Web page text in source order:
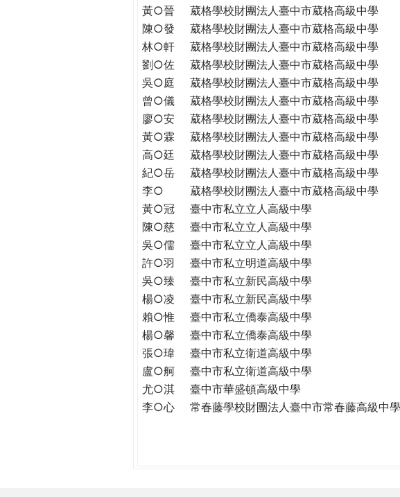
黃○晉
葳格學校財團法人臺中市葳格高級中學
陳○發
葳格學校財團法人臺中市葳格高級中學
林○軒
葳格學校財團法人臺中市葳格高級中學
劉○佐
葳格學校財團法人臺中市葳格高級中學
吳○庭
葳格學校財團法人臺中市葳格高級中學
曾○儀
葳格學校財團法人臺中市葳格高級中學
廖○安
葳格學校財團法人臺中市葳格高級中學
黃○霖
葳格學校財團法人臺中市葳格高級中學
高○廷
葳格學校財團法人臺中市葳格高級中學
紀○岳
葳格學校財團法人臺中市葳格高級中學
李○
葳格學校財團法人臺中市葳格高級中學
黃○冠
臺中市私立立人高級中學
陳○慈
臺中市私立立人高級中學
吳○儒
臺中市私立立人高級中學
許○羽
臺中市私立明道高級中學
吳○臻
臺中市私立新民高級中學
楊○凌
臺中市私立新民高級中學
賴○惟
臺中市私立僑泰高級中學
楊○馨
臺中市私立僑泰高級中學
張○瑋
臺中市私立衛道高級中學
盧○舸
臺中市私立衛道高級中學
尤○淇
臺中市華盛頓高級中學
李○心
常春藤學校財團法人臺中市常春藤高級中學